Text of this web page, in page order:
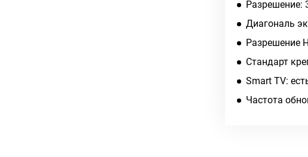
Разрешение:
Диагональ
Разрешение
Стандарт
Smart TV:
Частота